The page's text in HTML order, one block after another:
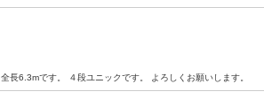
6.3mです。 ４段ユニックです。 よろしくお願いします。